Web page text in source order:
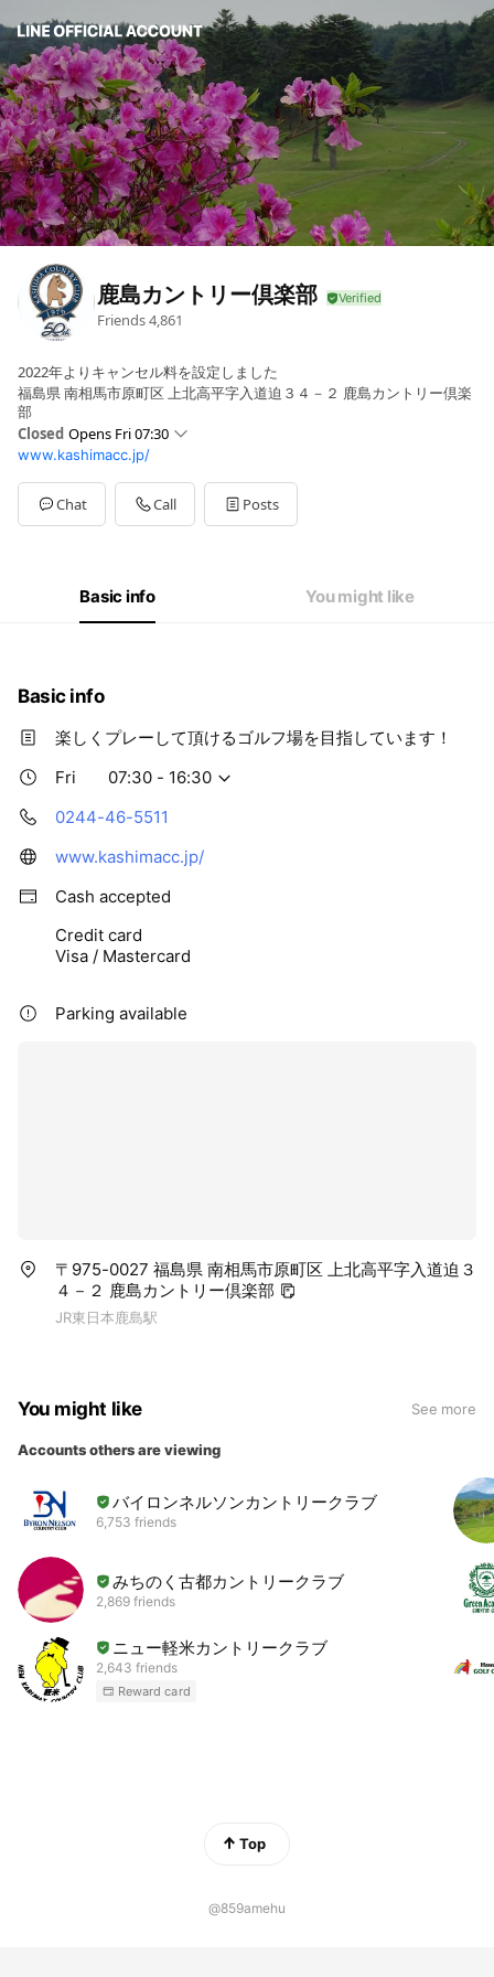
鹿島カントリー倶楽部
Friends4,861
2022年よりキャンセル料を設定しました
福島県 南相馬市原町区 上北高平字入道迫３４－２ 鹿島カントリー倶楽
部
Closed Opens Fri 07:30
Sun07:30 - 16:30
Mon07:30 - 16:30
Tue07:30 - 16:30
Wed07:30 - 16:30
07:30 - 16:30
www.kashimacc.jp/
Chat Call Posts
Basic info You might like
Basic info
楽しくプレーして頂けるゴルフ場を目指しています！
Fri
07:30 - 16:30
0244-46-5511
www.kashimacc.jp/
Cash accepted
Credit card
Visa / Mastercard
Parking available
〒975-0027 福島県 南相馬市原町区 上北高平字入道迫３
４－２ 鹿島カントリー倶楽部
JR東日本鹿島駅
You might like See more
Accounts others are viewing
バイロンネルソンカントリークラブ
6,753 friends
みちのく古都カントリークラブ
2,869 friends
ニュー軽米カントリークラブ
2,643 friends
Reward card
Top
@859amehu